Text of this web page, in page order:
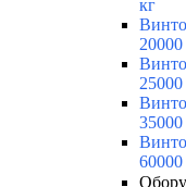
кг
20000
25000
35000
60000